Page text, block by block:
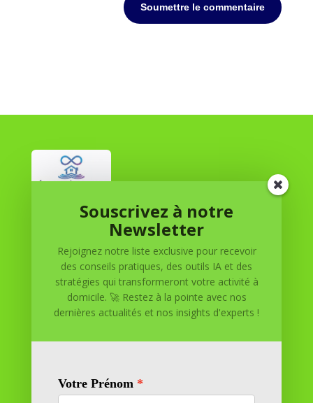
Soumettre le commentaire
Réussite à Domicile
Réussite à Domicile est votre partenaire de confiance
pour atteindre vos objectifs depuis le confort de votre
maison. Nous offrons des solutions personnalisées pour
vous aider à réussir.
Souscrivez à notre
Newsletter
Rejoignez notre liste exclusive pour recevoir
des conseils pratiques, des outils IA et des
stratégies qui transformeront votre activité à
domicile. 🚀 Restez à la pointe avec nos
dernières actualités et nos insights d'experts !